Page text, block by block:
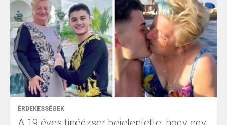
ÉRDEKESSÉGEK